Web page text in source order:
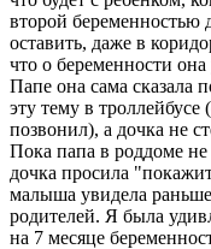
второй беременностью
оставить, даже в
что о беременности
Папе она сама сказала
эту тему в троллейбусе
позвонил), а дочка не
Пока папа в роддоме не
дочка просила
малыша увидела
родителей. Я была
на 7 месяце